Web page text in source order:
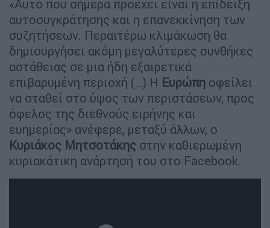
«Αυτό που σήμερα προέχει είναι η επίδειξη
αυτοσυγκράτησης και η επανεκκίνηση των
συζητήσεων. Περαιτέρω κλιμάκωση θα
δημιουργήσει ακόμη μεγαλύτερες συνθήκες
αστάθειας σε μια ήδη εξαιρετικά
επιβαρυμένη περιοχή (…) Η Ευρώπη οφείλει
να σταθεί στο ύψος των περιστάσεων, προς
όφελος της διεθνούς ειρήνης και
ευημερίας» ανέφερε, μεταξύ άλλων, ο
Κυριάκος Μητσοτάκης στην καθιερωμένη
κυριακάτικη ανάρτησή του στο Facebook.